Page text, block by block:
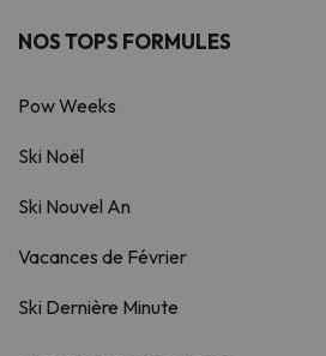
NOS TOPS FORMULES
Pow Weeks
Ski Noël
Ski Nouvel An
Vacances de Février
Ski Dernière Minute